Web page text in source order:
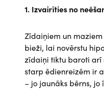
1. Izvairīties no
Zīdaiņiem un
bieži, lai novērstu
zīdaiņi tiktu baroti arī
starp ēdienreizēm ir
– jo jaunāks bērns, jo